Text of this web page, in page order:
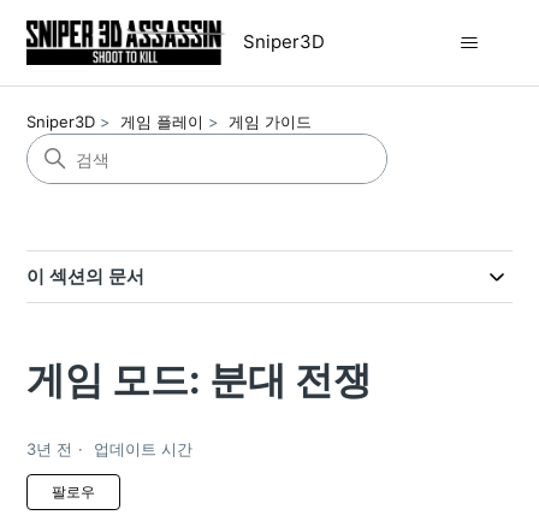
Sniper3D
Sniper3D 게임 플레이 게임 가이드
이 섹션의 문서
게임 모드: 분대 전쟁
3년 전 업데이트 시간
팔로우